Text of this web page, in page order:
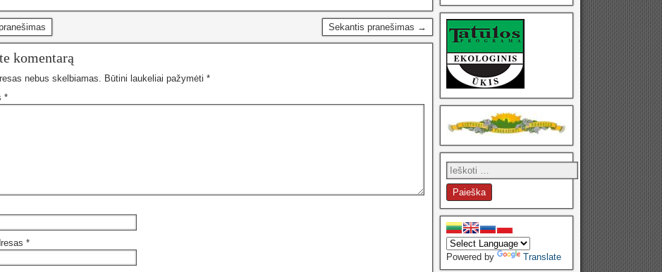
Sekantis pranešimas →
komentarą
nebus skelbiamas. Būtini laukeliai pažymėti *
*
*
Powered by Translate